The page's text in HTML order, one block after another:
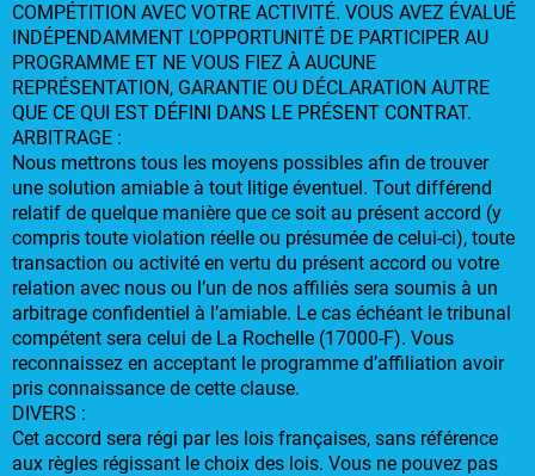
COMPÉTITION AVEC VOTRE ACTIVITÉ. VOUS AVEZ ÉVALUÉ
INDÉPENDAMMENT L’OPPORTUNITÉ DE PARTICIPER AU
PROGRAMME ET NE VOUS FIEZ À AUCUNE
REPRÉSENTATION, GARANTIE OU DÉCLARATION AUTRE
QUE CE QUI EST DÉFINI DANS LE PRÉSENT CONTRAT.
ARBITRAGE :
Nous mettrons tous les moyens possibles afin de trouver
une solution amiable à tout litige éventuel. Tout différend
relatif de quelque manière que ce soit au présent accord (y
compris toute violation réelle ou présumée de celui-ci), toute
transaction ou activité en vertu du présent accord ou votre
relation avec nous ou l’un de nos affiliés sera soumis à un
arbitrage confidentiel à l’amiable. Le cas échéant le tribunal
compétent sera celui de La Rochelle (17000-F). Vous
reconnaissez en acceptant le programme d’affiliation avoir
pris connaissance de cette clause.
DIVERS :
Cet accord sera régi par les lois françaises, sans référence
aux règles régissant le choix des lois. Vous ne pouvez pas